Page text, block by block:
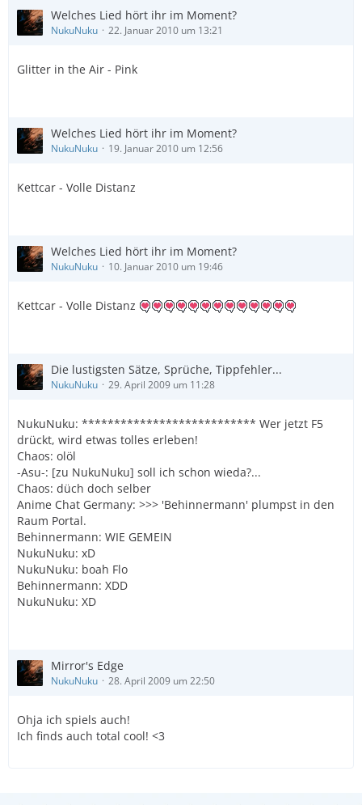
Welches Lied hört ihr im Moment?
NukuNuku 22. Januar 2010 um 13:21
Glitter in the Air - Pink
Welches Lied hört ihr im Moment?
NukuNuku 19. Januar 2010 um 12:56
Kettcar - Volle Distanz
Welches Lied hört ihr im Moment?
NukuNuku 10. Januar 2010 um 19:46
Kettcar - Volle Distanz
Die lustigsten Sätze, Sprüche, Tippfehler...
NukuNuku 29. April 2009 um 11:28
NukuNuku: *************************** Wer jetzt F5
drückt, wird etwas tolles erleben!
Chaos: olöl
-Asu-: [zu NukuNuku] soll ich schon wieda?...
Chaos: düch doch selber
Anime Chat Germany: >>> 'Behinnermann' plumpst in den
Raum Portal.
Behinnermann: WIE GEMEIN
NukuNuku: xD
NukuNuku: boah Flo
Behinnermann: XDD
NukuNuku: XD
Mirror's Edge
NukuNuku 28. April 2009 um 22:50
Ohja ich spiels auch!
Ich finds auch total cool! <3